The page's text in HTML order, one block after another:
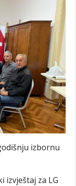
izbornu
izvještaj za LG